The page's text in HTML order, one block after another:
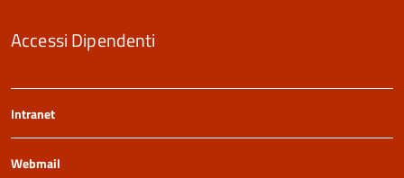
Accessi Dipendenti
Intranet
Webmail